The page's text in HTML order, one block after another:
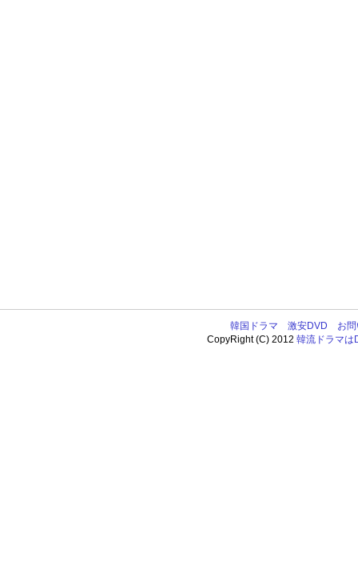
韓国ドラマ 激安DVD
お
CopyRight (C) 2012韓流ドラマは